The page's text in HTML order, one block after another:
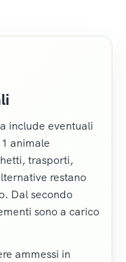
include eventuali
animale
trasporti,
restano
Dal secondo
sono a carico
ammessi in